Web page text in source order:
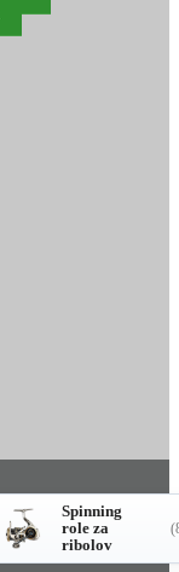
Spinning
role za
ribolov